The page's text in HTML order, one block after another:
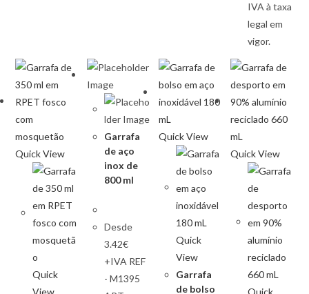
IVA à taxa
legal em
vigor.
Quick View
Quick
View
Garrafa
de aço
inox de
800 ml
Desde
3.42€
+IVA REF
- M1395
Quick View
Quick
View
Garrafa
de bolso
Quick View
Quick